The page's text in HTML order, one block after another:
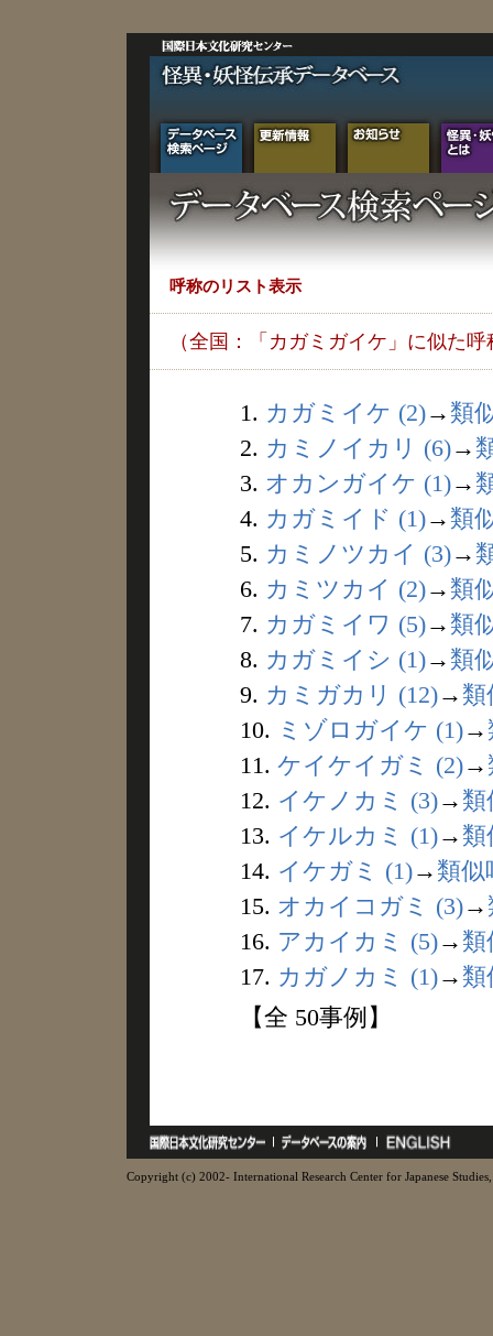
呼称のリスト表示
（全国：「カガミガイケ」に似た呼
1. カガミイケ (2)→ 類
2. カミノイカリ (6)→
3. オカンガイケ (1)→
4. カガミイド (1)→ 類
5. カミノツカイ (3)→
6. カミツカイ (2)→ 類
7. カガミイワ (5)→ 類
8. カガミイシ (1)→ 類
9. カミガカリ (12)→ 類
10. ミゾロガイケ (1)→
11. ケイケイガミ (2)→
12. イケノカミ (3)→ 類
13. イケルカミ (1)→ 類
14. イケガミ (1)→ 類似
15. オカイコガミ (3)→
16. アカイカミ (5)→ 類
17. カガノカミ (1)→ 類
【全 50事例】
Copyright (c) 2002- International Research Center for Japanese